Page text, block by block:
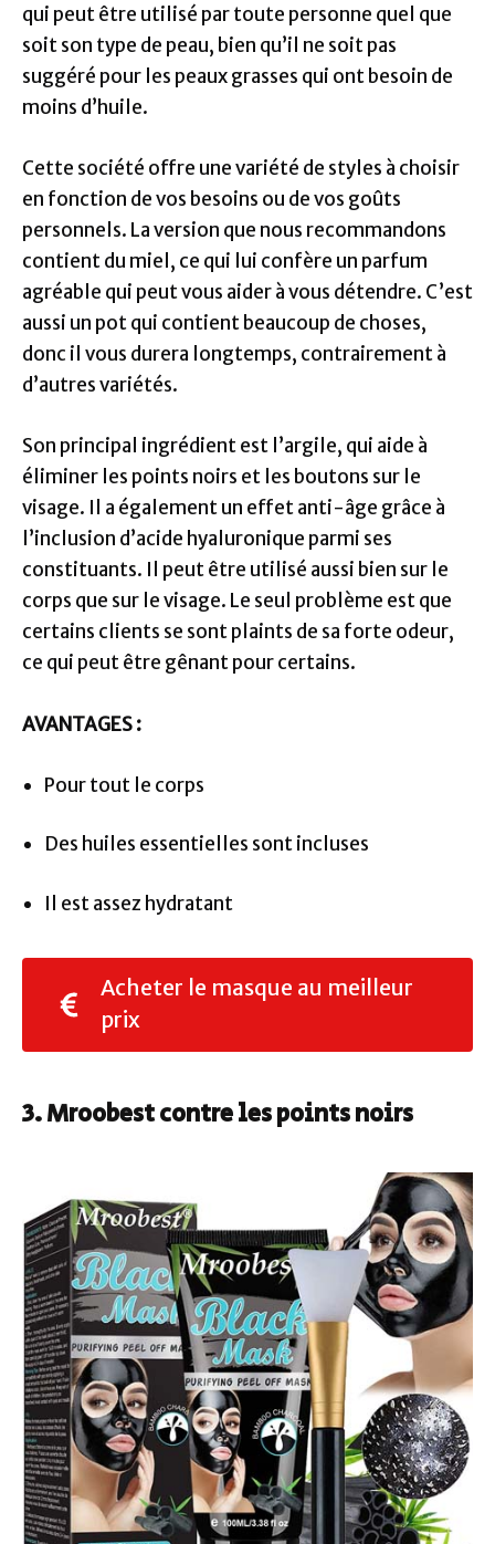
qui peut être utilisé par toute personne quel que
soit son type de peau, bien qu’il ne soit pas
suggéré pour les peaux grasses qui ont besoin de
moins d’huile.
Cette société offre une variété de styles à choisir
en fonction de vos besoins ou de vos goûts
personnels. La version que nous recommandons
contient du miel, ce qui lui confère un parfum
agréable qui peut vous aider à vous détendre. C’est
aussi un pot qui contient beaucoup de choses,
donc il vous durera longtemps, contrairement à
d’autres variétés.
Son principal ingrédient est l’argile, qui aide à
éliminer les points noirs et les boutons sur le
visage. Il a également un effet anti-âge grâce à
l’inclusion d’acide hyaluronique parmi ses
constituants. Il peut être utilisé aussi bien sur le
corps que sur le visage. Le seul problème est que
certains clients se sont plaints de sa forte odeur,
ce qui peut être gênant pour certains.
AVANTAGES :
Pour tout le corps
Des huiles essentielles sont incluses
Il est assez hydratant
Acheter le masque au meilleur
prix
3. Mroobest contre les points noirs